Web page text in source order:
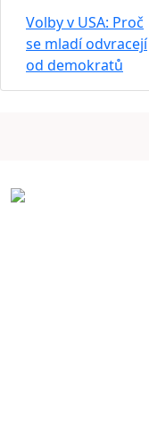
Volby v USA: Proč
se mladí odvracejí
od demokratů